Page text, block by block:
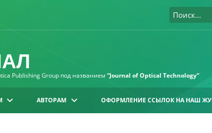
Publishing Group под названием “Journal of Optical Technology“
АВТОРАМ ОФОРМЛЕНИЕ ССЫЛОК НА НАШ